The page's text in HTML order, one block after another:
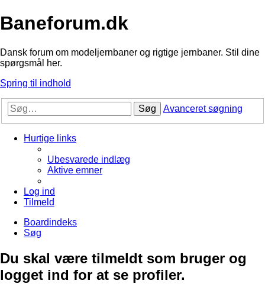
Baneforum.dk
Dansk forum om modeljernbaner og rigtige jernbaner. Stil dine
spørgsmål her.
Spring til indhold
Søg Avanceret søgning
Hurtige links
Ubesvarede indlæg
Aktive emner
Log ind
Tilmeld
Boardindeks
Søg
Du skal være tilmeldt som bruger og
logget ind for at se profiler.